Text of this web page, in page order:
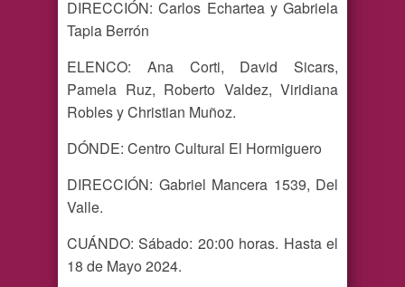
DIRECCIÓN: Carlos Echartea y Gabriela
Tapia Berrón
ELENCO: Ana Corti, David Sicars,
Pamela Ruz, Roberto Valdez, Viridiana
Robles y Christian Muñoz.
DÓNDE: Centro Cultural El Hormiguero
DIRECCIÓN: Gabriel Mancera 1539, Del
Valle.
CUÁNDO: Sábado: 20:00 horas. Hasta el
18 de Mayo 2024.